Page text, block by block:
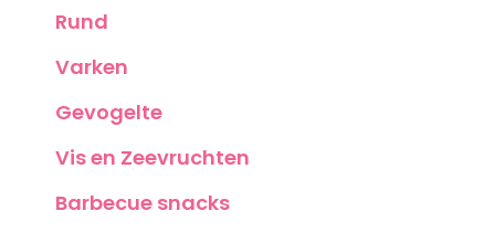
Rund
Varken
Gevogelte
Vis en Zeevruchten
Barbecue snacks